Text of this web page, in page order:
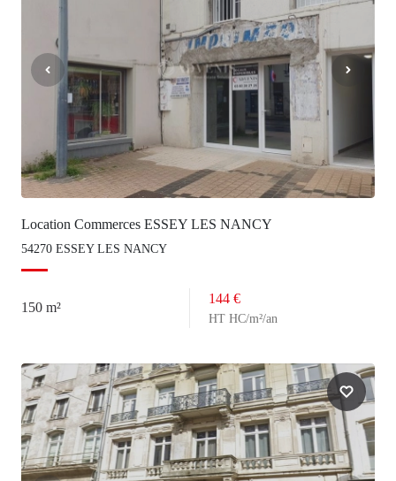
Location Commerces ESSEY LES NANCY
54270 ESSEY LES NANCY
150 m²
144 €
HT HC/m²/an